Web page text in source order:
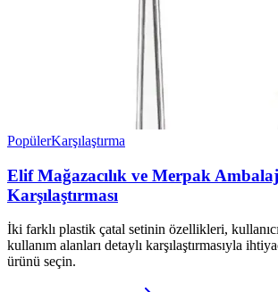
PopülerKarşılaştırma
Elif Mağazacılık ve Merpak
Karşılaştırması
İki farklı plastik çatal setinin özellikleri,
kullanım alanları detaylı karşılaştırmasıyla
ürünü seçin.